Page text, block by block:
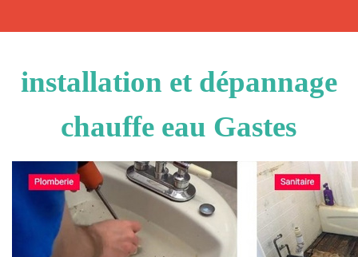
installation et dépannage
chauffe eau Gastes